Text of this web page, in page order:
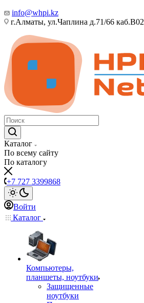
info@whpi.kz
г.Алматы, ул.Чаплина д.71/66 каб.B02
Каталог
По всему сайту
По каталогу
+7 727 3399868
Войти
Каталог
Компьютеры,
планшеты, ноутбуки
Защищенные
ноутбуки